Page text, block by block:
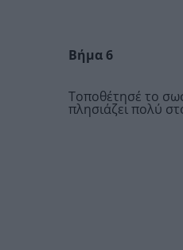
Βήμα 6
Τοποθέτησέ το
πλησιάζει πολύ